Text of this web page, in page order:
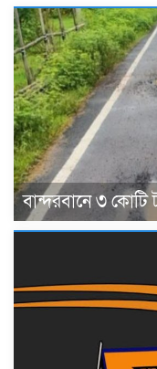
বান্দরবানে ৩ কোটি